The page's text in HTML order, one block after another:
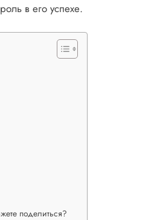
в его успехе.
поделиться?